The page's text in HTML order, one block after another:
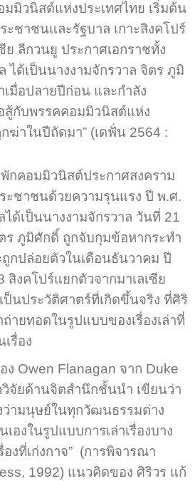
นิสต์แห่งประเทศไทย เริ่มต้น
ะชาชนและรัฐบาล เกาะสิงคโปร์
ย ลีกวนยู ประกาศเอกราชทั้ง
ได้เป็นนางงามจักรวาล จิตร ภูมิ
มื่อปลายปีก่อน และกำลัง
สู้กับพรรคคอมมิวนิสต์แห่ง
ฆ่าในปีถัดมา” (เดฟั่น 2564 :
มมิวนิสต์ประกาศสงคราม
ชาชนด้วยความรุนแรง ปี พ.ศ.
ด้เป็นนางงามจักรวาล วันที่ 21
ร ภูมิศักดิ์ ถูกจับกุมข้อหากระทำ
กปล่อยตัวในเดือนธันวาคม ปี
งคโปร์แยกตัวจากมาเลเซีย
ป็นประวัติศาตร์ที่เกิดขึ้นจริง ที่ศิริ
ายทอดในรูปแบบของเรื่องเล่าที่
รื่อง
Flanagan จาก Duke
จัยด้านจิตสำนึกชั้นนำ เขียนว่า
ว่ามนุษย์ในทุกวัฒนธรรมต่าง
องในรูปแบบการเล่าเรื่องบาง
องที่เก่งกาจ” (การพิจารณา
1992) แนวคิดของ ศิริวร แก้